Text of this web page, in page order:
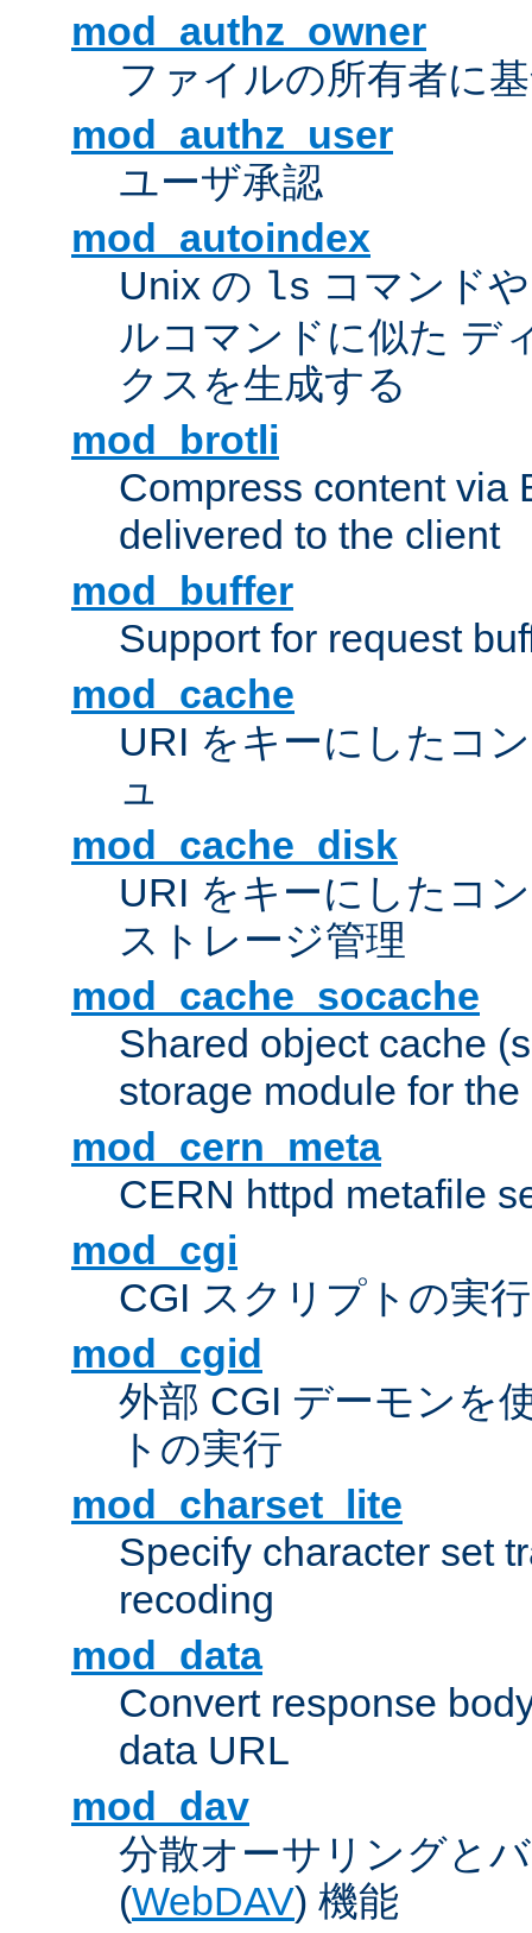
mod_authz_owner
ファイルの所有者に
mod_authz_user
ユーザ承認
mod_autoindex
Unix の ls コマンド
ルコマンドに似た デ
クスを生成する
mod_brotli
Compress content via
delivered to the client
mod_buffer
Support for request
mod_cache
URI をキーにしたコ
ュ
mod_cache_disk
URI をキーにしたコ
ストレージ管理
mod_cache_socache
Shared object cache
storage module for
mod_cern_meta
CERN httpd metafile
mod_cgi
CGI スクリプトの実行
mod_cgid
外部 CGI デーモンを
トの実行
mod_charset_lite
Specify character set
recoding
mod_data
Convert response
data URL
mod_dav
分散オーサリングと
(WebDAV) 機能